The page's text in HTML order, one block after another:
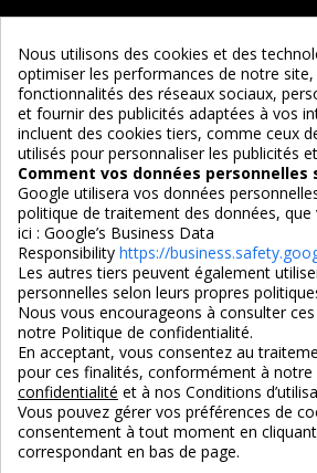
Informations
Services
Nous suivre
4,7/5
3X SANS FRAIS
100% sécurisé
par
Nous utilisons des cookies et des
optimiser les performances de notre site,
fonctionnalités des réseaux sociaux,
et fournir des publicités adaptées à vos
incluent des cookies tiers, comme ceux
utilisés pour personnaliser les publicités
Comment vos données
Google utilisera vos données
politique de traitement des données,
ici : Google’s Business Data
Responsibility https://
Les autres tiers peuvent également
personnelles selon leurs propres
Nous vous encourageons à consulter
notre Politique de confidentialité.
En acceptant, vous consentez au
pour ces finalités, conformément à notre
confidentialité et à nos Conditions
Vous pouvez gérer vos préférences de
consentement à tout moment en
correspondant en bas de page.